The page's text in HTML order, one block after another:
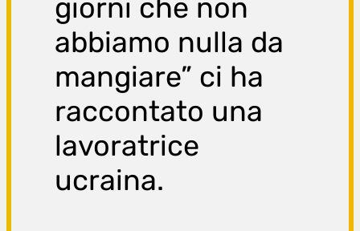
giorni che non
abbiamo nulla da
mangiare” ci ha
raccontato una
lavoratrice
ucraina.